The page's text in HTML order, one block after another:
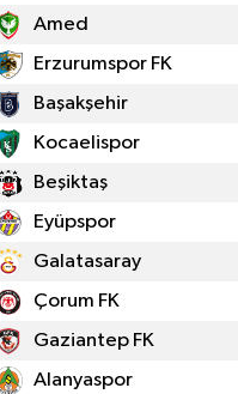
Amed
Erzurumspor FK
Başakşehir
Kocaelispor
Beşiktaş
Eyüpspor
Galatasaray
Çorum FK
Gaziantep FK
Alanyaspor